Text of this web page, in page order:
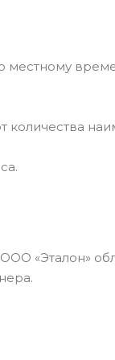
местному
количества
«Эталон»